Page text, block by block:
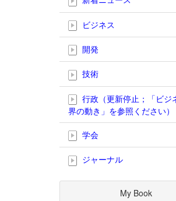
ビジネス
開発
技術
行政（更新停止；「ビジ
界の動き」を参照ください）
学会
ジャーナル
My Book